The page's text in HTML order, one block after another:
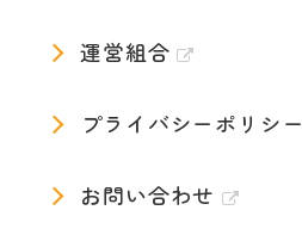
運営組合
プライバシーポリシー
お問い合わせ